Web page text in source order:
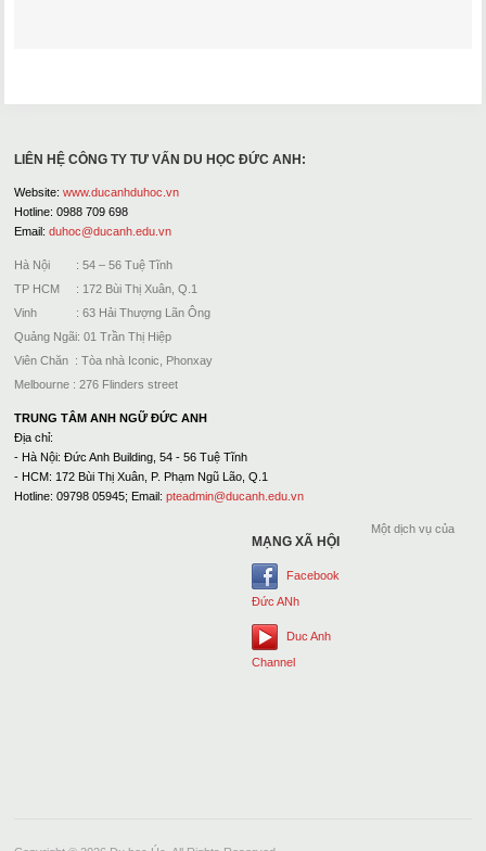
LIÊN HỆ CÔNG TY TƯ VẤN DU HỌC ĐỨC ANH:
Website: www.ducanhduhoc.vn
Hotline: 0988 709 698
Email: duhoc@ducanh.edu.vn
Hà Nội : 54 – 56 Tuệ Tĩnh
TP HCM : 172 Bùi Thị Xuân, Q.1
Vinh : 63 Hải Thượng Lãn Ông
Quảng Ngãi: 01 Trần Thị Hiệp
Viên Chăn : Tòa nhà Iconic, Phonxay
Melbourne : 276 Flinders street
TRUNG TÂM ANH NGỮ ĐỨC ANH
Địa chỉ:
- Hà Nội: Đức Anh Building, 54 - 56 Tuệ Tĩnh
- HCM: 172 Bùi Thị Xuân, P. Phạm Ngũ Lão, Q.1
Hotline: 09798 05945; Email: pteadmin@ducanh.edu.vn
MẠNG XÃ HỘI
Facebook
Đức ANh
Duc Anh
Channel
Một dịch vụ của